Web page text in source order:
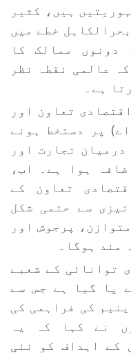
ہیں، کثیر
خطے میں
دونوں ممالک کا
عالمی نقطہ نظر
ہے۔
کہا کہ 2022 میں اقتصادی تعاون اور
پر دستخط ہونے
تجارت اور
ہوا ہے۔ اب،
تعاون کے
سے حتمی شکل
پرجوش اور
ہوگا۔
توانائی کے شعبے
پا گیا ہے جس سے
کی فراہمی کی
نے کہا کہ یہ
کے اہداف کو نئی